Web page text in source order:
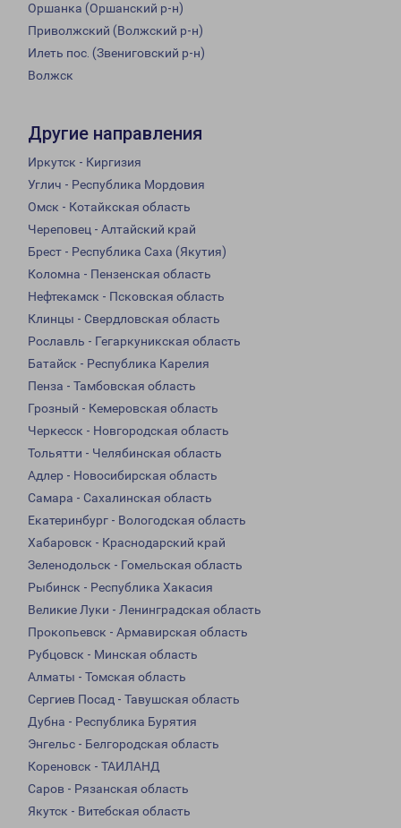
Оршанка (Оршанский р-н)
Приволжский (Волжский р-н)
Илеть пос. (Звениговский р-н)
Волжск
Другие направления
Иркутск - Киргизия
Углич - Республика Мордовия
Омск - Котайкская область
Череповец - Алтайский край
Брест - Республика Саха (Якутия)
Коломна - Пензенская область
Нефтекамск - Псковская область
Клинцы - Свердловская область
Рославль - Гегаркуникская область
Батайск - Республика Карелия
Пенза - Тамбовская область
Грозный - Кемеровская область
Черкесск - Новгородская область
Тольятти - Челябинская область
Адлер - Новосибирская область
Самара - Сахалинская область
Екатеринбург - Вологодская область
Хабаровск - Краснодарский край
Зеленодольск - Гомельская область
Рыбинск - Республика Хакасия
Великие Луки - Ленинградская область
Прокопьевск - Армавирская область
Рубцовск - Минская область
Алматы - Томская область
Сергиев Посад - Тавушская область
Дубна - Республика Бурятия
Энгельс - Белгородская область
Кореновск - ТАИЛАНД
Саров - Рязанская область
Якутск - Витебская область